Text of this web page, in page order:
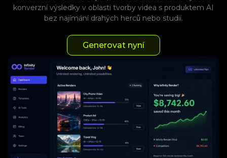
konverzní výsledky v oblasti tvorby videa s produktem AI
bez najímání drahých herců nebo studií.
Generovat nyní